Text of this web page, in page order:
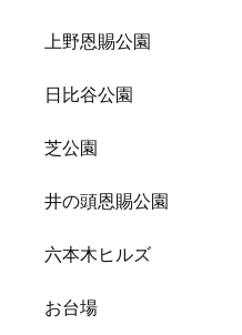
上野恩賜公園
日比谷公園
芝公園
井の頭恩賜公園
六本木ヒルズ
お台場